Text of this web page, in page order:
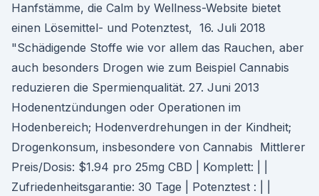
Hanfstämme, die Calm by Wellness-Website bietet
einen Lösemittel- und Potenztest, 16. Juli 2018
"Schädigende Stoffe wie vor allem das Rauchen, aber
auch besonders Drogen wie zum Beispiel Cannabis
reduzieren die Spermienqualität. 27. Juni 2013
Hodenentzündungen oder Operationen im
Hodenbereich; Hodenverdrehungen in der Kindheit;
Drogenkonsum, insbesondere von Cannabis Mittlerer
Preis/Dosis: $1.94 pro 25mg CBD | Komplett: | |
Zufriedenheitsgarantie: 30 Tage | Potenztest : | |